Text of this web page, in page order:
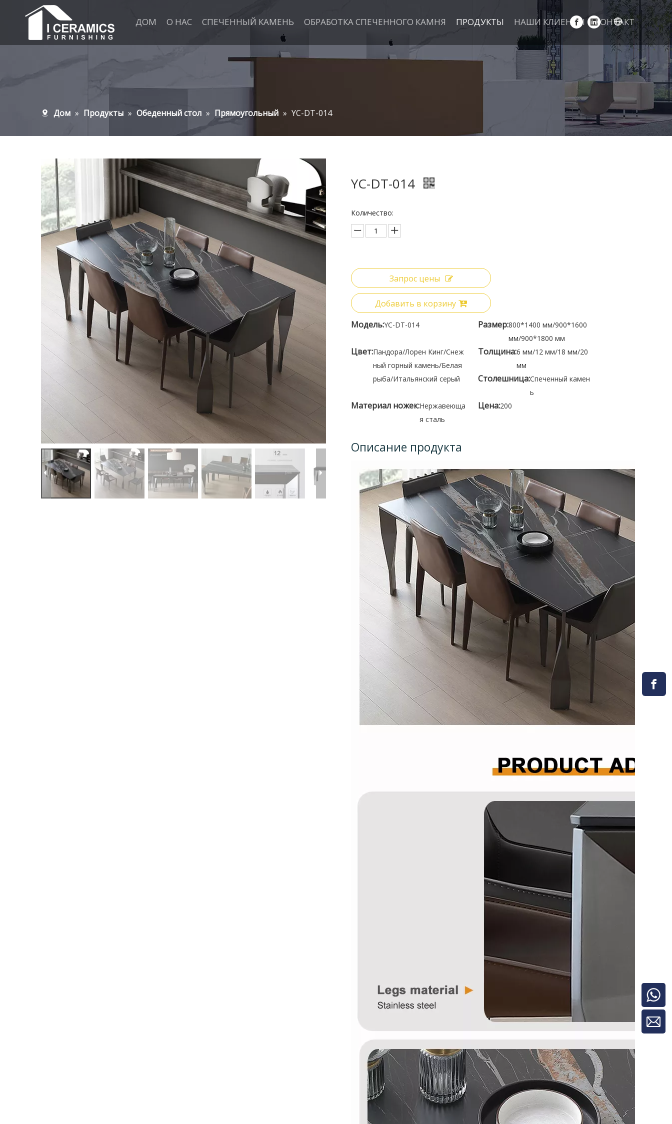
ДОМ О НАС СПЕЧЕННЫЙ КАМЕНЬ ОБРАБОТКА СПЕЧЕННОГО КАМНЯ ПРОДУКТЫ НАШИ КЛИЕНТЫ КОНТАКТ
Дом » Продукты » Обеденный стол » Прямоугольный » YC-DT-014
YC-DT-014
Количество:
Запрос цены
Добавить в корзину
Модель:YC-DT-014 Размер:800*1400 мм/900*1600
мм/900*1800 мм
Цвет:Пандора/Лорен Кинг/Снеж
ный горный камень/Белая
рыба/Итальянский серый
Толщина:6 мм/12 мм/18 мм/20
мм
Столешница:Спеченный камен
ь
Материал ножек:Нержавеюща
я сталь
Цена:200
Описание продукта